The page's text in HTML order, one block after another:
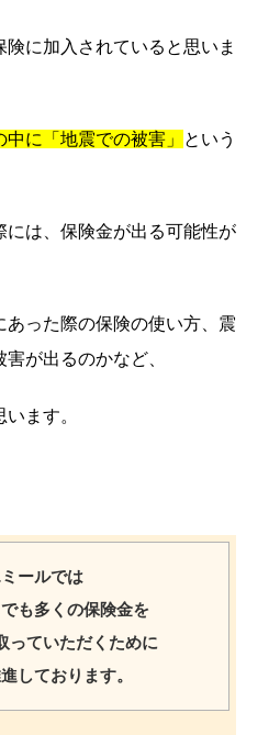
に加入されていると思いま
に「地震での被害」
という
には、保険金が出る可能性が
あった際の保険の使い方、震
が出るのかなど、
ます。
ールでは
も多くの保険金を
っていただくために
しております。